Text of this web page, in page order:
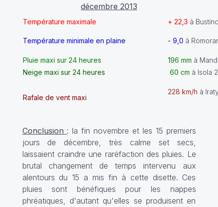
décembre 2013
Température maximale + 22,3 à
Température minimale en plaine - 9,0 à
Pluie maxi sur 24 heures
Neige maxi sur 24 heures
196 mm à
60 cm à Isola
Rafale de vent maxi
228 km/h à
Conclusion : la fin novembre et les 15 premiers
jours de décembre, très calme set secs,
laissaient craindre une raréfaction des pluies. Le
brutal changement de temps intervenu aux
alentours du 15 a mis fin à cette disette. Ces
pluies sont bénéfiques pour les nappes
phréatiques, d'autant qu'elles se produisent en